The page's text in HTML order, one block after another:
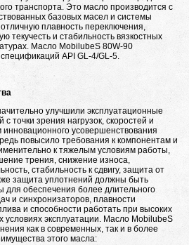
транспорта. Это масло производится с
базовых масел и системы
плавность переключения,
текучесть и стабильность вязкостных
Масло MobilubeS 80W-90
API GL-4/GL-5.
улучшили эксплуатационные
точки зрения нагрузок, скоростей и
усовершенствования
повысило требования к компонентам и
к тяжелым условиям работы,
трения, снижение износа,
стабильность к сдвигу, защита от
защита уплотнений должны быть
для обеспечения более длительного
и синхронизаторов, плавности
и способности работать при высоких
условиях эксплуатации. Масло MobilubeS
как в современных, так и в более
этого масла: